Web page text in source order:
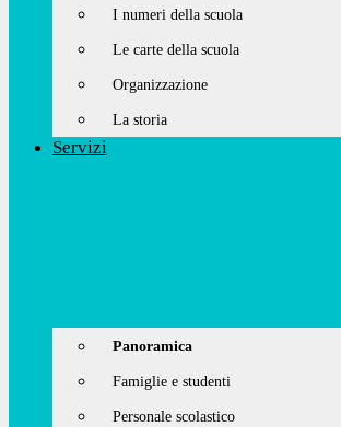
I numeri della scuola
Le carte della scuola
Organizzazione
La storia
Servizi
Panoramica
Famiglie e studenti
Personale scolastico